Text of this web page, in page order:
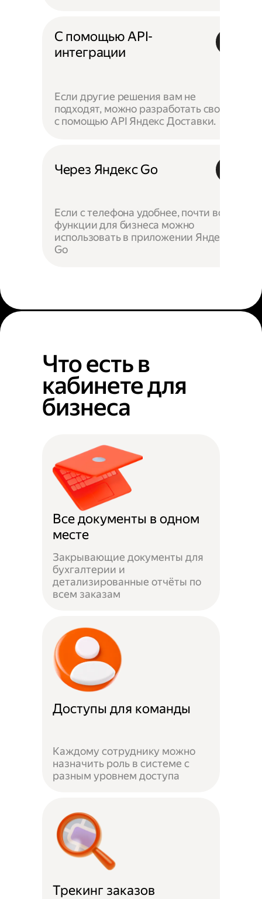
С помощью API-
интеграции
Если другие решения вам не
подходят, можно разработать своё —
с помощью API Яндекс Доставки.
Через Яндекс Go
Если с телефона удобнее, почти все
функции для бизнеса можно
использовать в приложении Яндекс
Go
Что есть в
кабинете для
бизнеса
Все документы в одном
месте
Закрывающие документы для
бухгалтерии и
детализированные отчёты по
всем заказам
Доступы для команды
Каждому сотруднику можно
назначить роль в системе с
разным уровнем доступа
Трекинг заказов